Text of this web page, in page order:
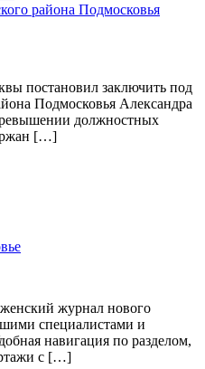
района Подмосковья
постановил заключить под
Подмосковья Александра
должностных
[…]
журнал нового
специалистами и
навигация по разделом,
с […]